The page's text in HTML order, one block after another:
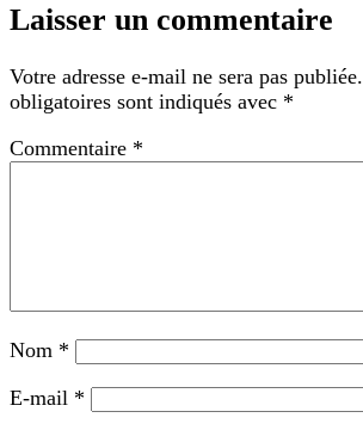
Laisser un commentaire
Votre adresse e-mail ne sera pas publiée.
obligatoires sont indiqués avec *
Commentaire *
Nom *
E-mail *